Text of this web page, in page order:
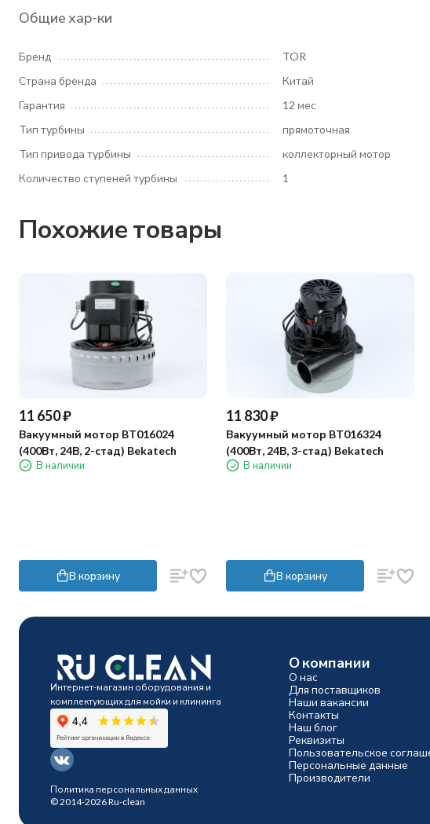
Общие хар-ки
Бренд
TOR
Страна бренда
Китай
Гарантия
12 мес
Тип турбины
прямоточная
Тип привода турбины
коллекторный мотор
Количество ступеней турбины
1
Похожие товары
11 650₽
Вакуумный мотор BT016024
(400Вт, 24В, 2-стад) Bekatech
В наличии
В корзину
11 830₽
Вакуумный мотор BT016324
(400Вт, 24В, 3-стад) Bekatech
В наличии
В корзину
Интернет-магазин оборудования и
комплектующих для мойки и клининга
О компании
О нас
Для поставщиков
Наши вакансии
Контакты
Наш блог
Реквизиты
Пользовательское
Персональные данные
Производители
Политика персональных данных
© 2014-2026 Ru-clean